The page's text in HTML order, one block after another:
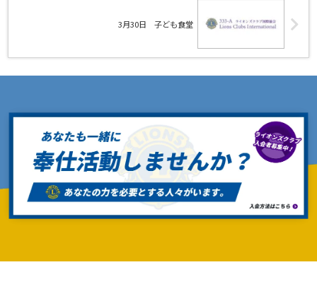
3月30日 子ども食堂